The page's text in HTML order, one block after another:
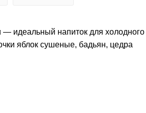
— идеальный напиток для холодного
яблок сушеные, бадьян, цедра